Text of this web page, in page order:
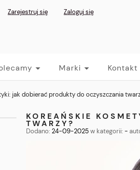
Zarejestruj się Zaloguj się
Marki Kontakt
jak dobierać produkty do oczyszczania
KOREAŃSKIE
TWARZY?
Dodano: 24-09-2025w kategorii: -